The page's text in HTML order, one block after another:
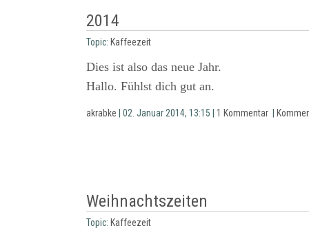
2014
Topic: Kaffeezeit
Dies ist also das neue Jahr.
Hallo. Fühlst dich gut an.
akrabke | 02. Januar 2014, 13:15 | 1 Kommentar
Weihnachtszeiten
Topic: Kaffeezeit